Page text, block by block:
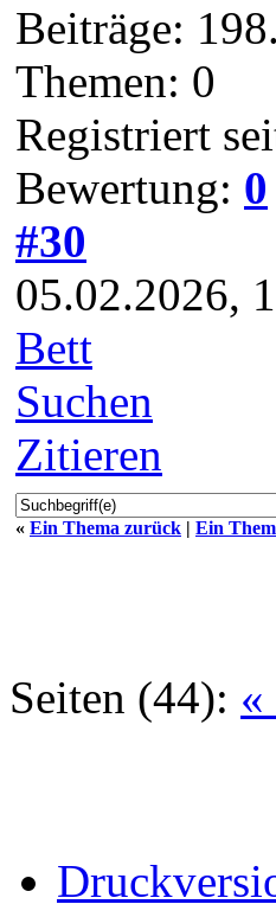
Beiträge:
Themen: 0
Registriert
Bewertung: 0
#30
05.02.2026,
Bett
Suchen
Zitieren
« Ein Thema zurück | Ein
Seiten (44):